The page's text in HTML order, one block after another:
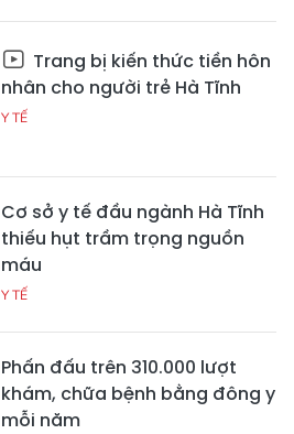
Trang bị kiến thức tiền hôn
nhân cho người trẻ Hà Tĩnh
Y TẾ
Cơ sở y tế đầu ngành Hà Tĩnh
thiếu hụt trầm trọng nguồn
máu
Y TẾ
Phấn đấu trên 310.000 lượt
khám, chữa bệnh bằng đông y
mỗi năm